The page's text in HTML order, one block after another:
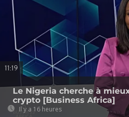
11:19
Le Nigeria cherche à
crypto [Business Africa]
Il y a 16 heures